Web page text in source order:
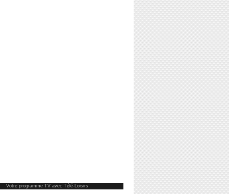
Votre programme TVavec Télé-Loisirs